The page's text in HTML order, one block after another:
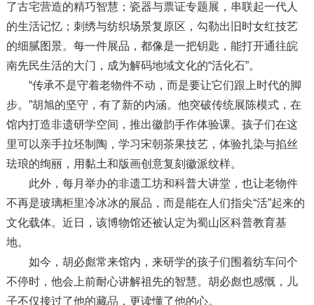
了古宅营造的精巧智慧；瓷器与票证专题展，串联起一代人
的生活记忆；刺绣与纺织场景复原区，勾勒出旧时女红技艺
的细腻图景。每一件展品，都像是一把钥匙，能打开通往皖
南先民生活的大门，成为解码地域文化的“活化石”。
“传承不是守着老物件不动，而是要让它们跟上时代的脚
步。”胡旭的坚守，有了新的内涵。他突破传统展陈模式，在
馆内打造非遗研学空间，推出徽韵手作体验课。孩子们在这
里可以亲手拉坯制陶，学习宋朝茶果技艺，体验扎染与掐丝
珐琅的绚丽，用黏土和版画创意复刻徽派纹样。
此外，每月举办的非遗工坊和科普大讲堂，也让老物件
不再是玻璃柜里冷冰冰的展品，而是能在人们指尖“活”起来的
文化载体。近日，该博物馆还被认定为蜀山区科普教育基
地。
如今，胡必彪常来馆内，来研学的孩子们围着纺车问个
不停时，他会上前耐心讲解祖先的智慧。胡必彪也感慨，儿
子不仅接过了他的藏品，更读懂了他的心。